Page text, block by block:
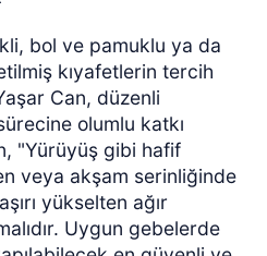
bol ve pamuklu ya da
kıyafetlerin tercih
Can, düzenli
olumlu katkı
"Yürüyüş gibi hafif
veya akşam serinliğinde
yükselten ağır
Uygun gebelerde